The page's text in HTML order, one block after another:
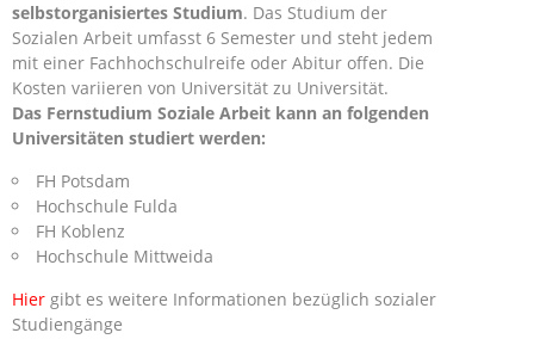
selbstorganisiertes Studium. Das Studium der
Sozialen Arbeit umfasst 6 Semester und steht jedem
mit einer Fachhochschulreife oder Abitur offen. Die
Kosten variieren von Universität zu Universität.
Das Fernstudium Soziale Arbeit kann an folgenden
Universitäten studiert werden:
FH Potsdam
Hochschule Fulda
FH Koblenz
Hochschule Mittweida
Hier gibt es weitere Informationen bezüglich sozialer
Studiengänge